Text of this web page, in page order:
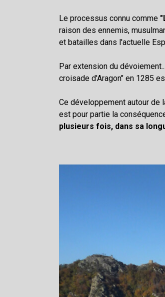
Le processus connu comme
raison des ennemis,
et batailles dans l'actuelle
Par extension du
croisade d'Aragon" en 1285
Ce développement autour de
est pour partie la
plusieurs fois, dans sa